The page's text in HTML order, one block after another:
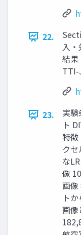
22.
⼊
結果
TTI-
23.
実
ト
特
ク
な
像
画像
ト
画像